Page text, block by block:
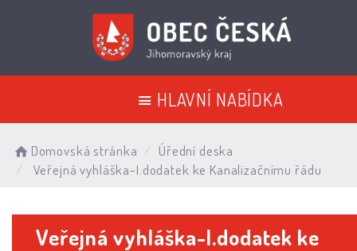
HLAVNÍ NABÍDKA
Domovská stránka
Úřední deska
Veřejná vyhláška-I.dodatek ke Kanalizačnímu řádu
Veřejná vyhláška-I.dodatek ke